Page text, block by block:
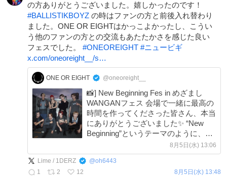
の方ありがとうございました。嬉しかったのです！
#BALLISTIKBOYZ の時はファンの方と前後入れ替わり
ました。ONE OR EIGHTはかっこよかったし、こうい
う他のファンの方との交流もあたたかさを感じた良い
フェスでした。 #ONEOREIGHT #ニュービギ
x.com/oneoreight__/s…
ONE OR EIGHT @oneoreight__
📸] New Beginning Fes in めざまし
WANGANフェス 会場で一緒に最高の
時間を作ってくださった皆さん、本当
にありがとうございました✨ “New
Beginning”というテーマのように、今
日のライブがONE OR EIGHTとの新
しい出会いや、誰かの新しい一歩につ
ながっていたら嬉しいです。
8月5日(水) 13:06
Lime / 1DERZ @oh6443
1
2 12 8月5日(水) 13:48